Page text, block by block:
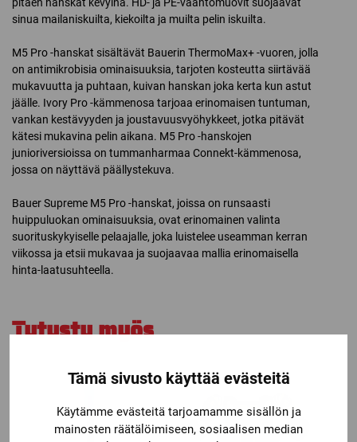
Tämä sivusto käyttää evästeitä
Käytämme evästeitä tarjoamamme sisällön ja
mainosten räätälöimiseen, sosiaalisen median
sinua mailaniskuilta, kiekoilta ja muilta pelin iskuilta.
M5 Pro -hanskat sisältävät Bauerin ThermoMax+ -vuoren, jolla
on antimikrobisia ominaisuuksia, tarjoten kosteutta siirtävää
mukavuutta ja puhtaan, kuivan hanskan joka kerta kun astut
jäälle. Ivory Pro -kämmenosa tarjoaa erinomaisen tuntuman,
vankan kestävyyden ja joustavuusvyöhykkeet, jotka pitävät
kätesi mukavina pelin aikana. M5 Pro -hanskojen
junioriversioissa on tummanharmaa Connekt-kämmenosa,
jossa on näyttävä päällystekuva.
Bauer Supreme M5 Pro -hanskat, joissa on runsaasti
huippuluokan ominaisuuksia, ovat erinomainen valinta
suorituskykyiselle pelaajalle, joka luistelee useamman kerran
viikossa ja etsii mukavaa ja suojaavaa mallia erinomaisella
hinta-laatusuhteella.
Tutustu myös